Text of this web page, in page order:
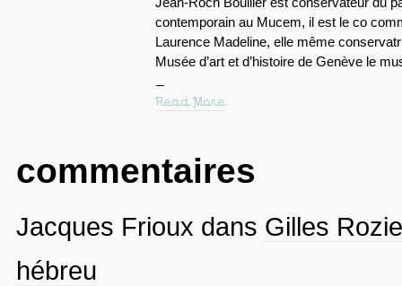
contemporain au Mucem, il est le co
Laurence Madeline, elle même
Musée d’art et d’histoire de Genève le
Read More
commentaires
Jacques Frioux dans Gilles
hébreu